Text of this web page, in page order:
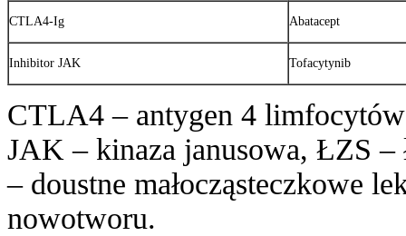
CTLA4-Ig Abatacept
Inhibitor JAK Tofacytynib
CTLA4 – antygen 4
JAK – kinaza janusowa, ŁZS –
– doustne małocząsteczkowe
nowotworu.